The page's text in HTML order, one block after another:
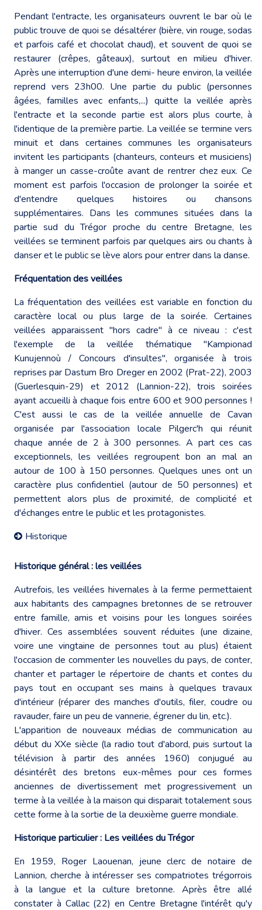
Pendant l'entracte, les organisateurs ouvrent le bar où le
public trouve de quoi se désaltérer (bière, vin rouge, sodas
et parfois café et chocolat chaud), et souvent de quoi se
restaurer (crêpes, gâteaux), surtout en milieu d'hiver.
Après une interruption d'une demi- heure environ, la veillée
reprend vers 23h00. Une partie du public (personnes
âgées, familles avec enfants,...) quitte la veillée après
l'entracte et la seconde partie est alors plus courte, à
l'identique de la première partie. La veillée se termine vers
minuit et dans certaines communes les organisateurs
invitent les participants (chanteurs, conteurs et musiciens)
à manger un casse-croûte avant de rentrer chez eux. Ce
moment est parfois l'occasion de prolonger la soirée et
d'entendre quelques histoires ou chansons
supplémentaires. Dans les communes situées dans la
partie sud du Trégor proche du centre Bretagne, les
veillées se terminent parfois par quelques airs ou chants à
danser et le public se lève alors pour entrer dans la danse.
Fréquentation des veillées
La fréquentation des veillées est variable en fonction du
caractère local ou plus large de la soirée. Certaines
veillées apparaissent "hors cadre" à ce niveau : c'est
l'exemple de la veillée thématique "Kampionad
Kunujennoù / Concours d'insultes", organisée à trois
reprises par Dastum Bro Dreger en 2002 (Prat-22), 2003
(Guerlesquin-29) et 2012 (Lannion-22), trois soirées
ayant accueilli à chaque fois entre 600 et 900 personnes !
C'est aussi le cas de la veillée annuelle de Cavan
organisée par l'association locale Pilgerc'h qui réunit
chaque année de 2 à 300 personnes. A part ces cas
exceptionnels, les veillées regroupent bon an mal an
autour de 100 à 150 personnes. Quelques unes ont un
caractère plus confidentiel (autour de 50 personnes) et
permettent alors plus de proximité, de complicité et
d'échanges entre le public et les protagonistes.
Historique
Historique général : les veillées
Autrefois, les veillées hivernales à la ferme permettaient
aux habitants des campagnes bretonnes de se retrouver
entre famille, amis et voisins pour les longues soirées
d'hiver. Ces assemblées souvent réduites (une dizaine,
voire une vingtaine de personnes tout au plus) étaient
l'occasion de commenter les nouvelles du pays, de conter,
chanter et partager le répertoire de chants et contes du
pays tout en occupant ses mains à quelques travaux
d'intérieur (réparer des manches d'outils, filer, coudre ou
ravauder, faire un peu de vannerie, égrener du lin, etc.).
L'apparition de nouveaux médias de communication au
début du XXe siècle (la radio tout d'abord, puis surtout la
télévision à partir des années 1960) conjugué au
désintérêt des bretons eux-mêmes pour ces formes
anciennes de divertissement met progressivement un
terme à la veillée à la maison qui disparait totalement sous
cette forme à la sortie de la deuxième guerre mondiale.
Historique particulier : Les veillées du Trégor
En 1959, Roger Laouenan, jeune clerc de notaire de
Lannion, cherche à intéresser ses compatriotes trégorrois
à la langue et la culture bretonne. Après être allé
constater à Callac (22) en Centre Bretagne l'intérêt qu'y